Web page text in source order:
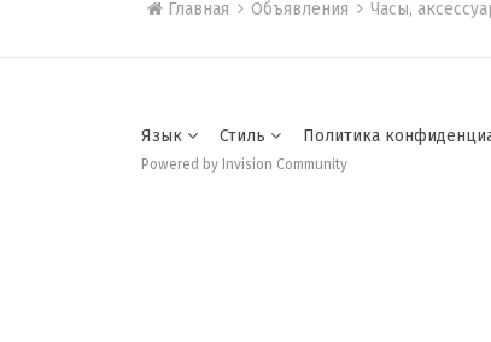
Главная Объявления Часы,
Язык Стиль Политика
Powered by Invision Community